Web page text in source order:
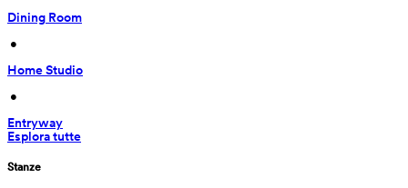
Dining Room
•
Home Studio
•
Entryway
Esplora tutte
Stanze